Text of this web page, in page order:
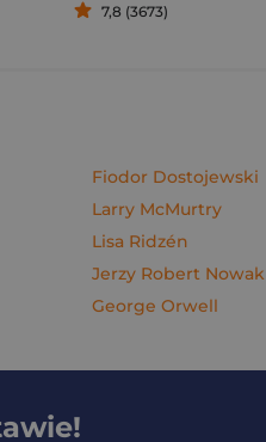
7,8 (3673)
Fiodor Dostojewski
Larry McMurtry
Lisa Ridzén
Jerzy Robert Nowak
George Orwell